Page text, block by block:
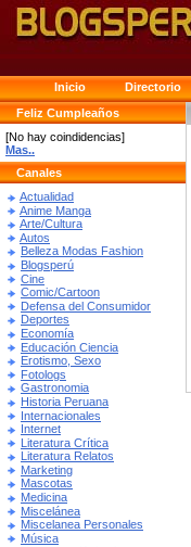
Inicio Directorio
Feliz Cumpleaños
[No hay coindidencias]
Mas..
Canales
Actualidad
Anime Manga
Arte/Cultura
Autos
Belleza Modas Fashion
Blogsperú
Cine
Comic/Cartoon
Defensa del Consumidor
Deportes
Economía
Educación Ciencia
Erotismo, Sexo
Fotologs
Gastronomia
Historia Peruana
Internacionales
Internet
Literatura Crítica
Literatura Relatos
Marketing
Mascotas
Medicina
Miscelánea
Miscelanea Personales
Música